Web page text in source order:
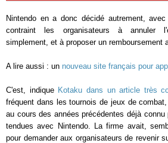
Nintendo en a donc décidé autrement,
contraint les organisateurs à annuler
simplement, et à proposer un remboursement
A lire aussi : un nouveau site français pour
C'est, indique Kotaku dans un article très
fréquent dans les tournois de jeux de
au cours des années précédentes déjà
tendues avec Nintendo. La firme avait,
pour demander aux organisateurs de revenir